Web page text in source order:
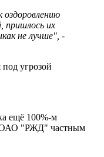
оздоровлению
пришлось их
не лучше", -
угрозой
ещё 100%-м
ОАО "РЖД" частным